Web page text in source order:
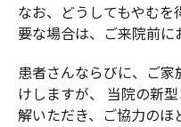
なお、どうしてもやむ
要な場合は、ご来院前に
患者さんならびに、ご
けしますが、 当院の新
解いただき、ご協力のほ